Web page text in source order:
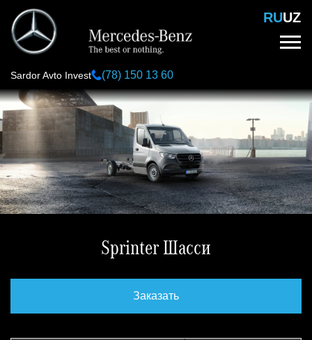
Перейти
основному
содержанию
RUUZ
Sardor Avto Invest (78) 150 13 60
Sprinter Шасси
Заказать